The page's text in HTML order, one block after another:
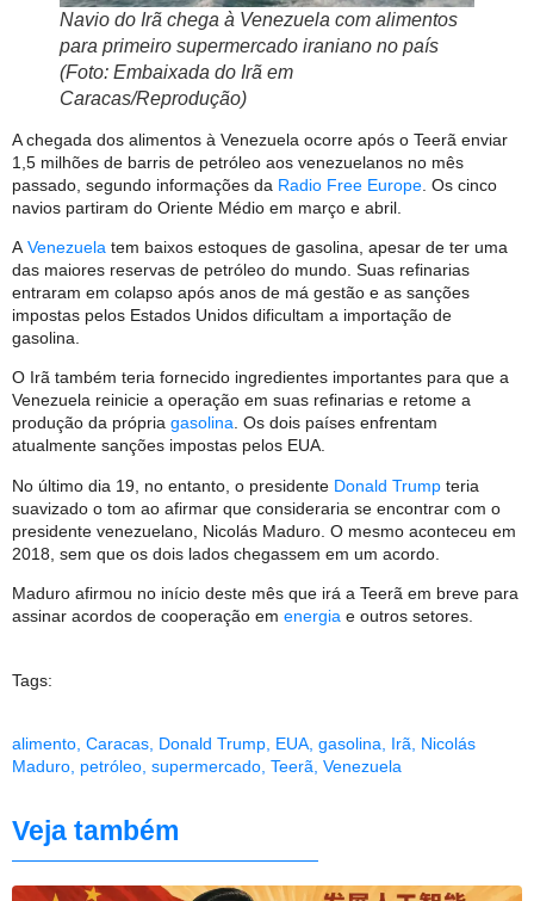
Navio do Irã chega à Venezuela com alimentos
para primeiro supermercado iraniano no país
(Foto: Embaixada do Irã em
Caracas/Reprodução)
A chegada dos alimentos à Venezuela ocorre após o Teerã enviar
1,5 milhões de barris de petróleo aos venezuelanos no mês
passado, segundo informações da Radio Free Europe . Os cinco
navios partiram do Oriente Médio em março e abril.
A Venezuela tem baixos estoques de gasolina, apesar de ter uma
das maiores reservas de petróleo do mundo. Suas refinarias
entraram em colapso após anos de má gestão e as sanções
impostas pelos Estados Unidos dificultam a importação de
gasolina.
O Irã também teria fornecido ingredientes importantes para que a
Venezuela reinicie a operação em suas refinarias e retome a
produção da própria gasolina. Os dois países enfrentam
atualmente sanções impostas pelos EUA.
No último dia 19, no entanto, o presidente Donald Trump teria
suavizado o tom ao afirmar que consideraria se encontrar com o
presidente venezuelano, Nicolás Maduro. O mesmo aconteceu em
2018, sem que os dois lados chegassem em um acordo.
Maduro afirmou no início deste mês que irá a Teerã em breve para
assinar acordos de cooperação em energia e outros setores.
Tags:
alimento Caracas Donald Trump EUA gasolina Irã
Nicolás
Maduro petróleo supermercado Teerã Venezuela
Veja também